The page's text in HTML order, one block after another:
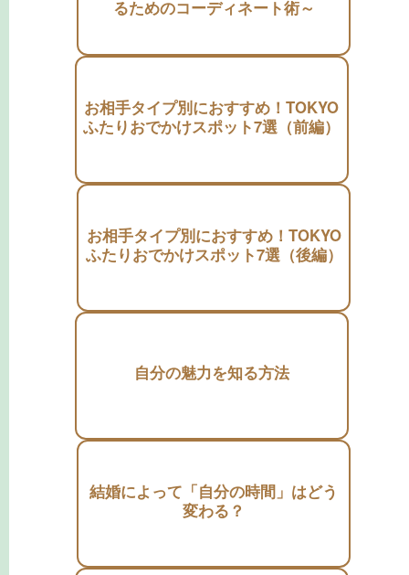
るためのコーディネート術～
お相手タイプ別におすすめ！TOKYO
ふたりおでかけスポット7選（前編）
お相手タイプ別におすすめ！TOKYO
ふたりおでかけスポット7選（後編）
自分の魅力を知る方法
結婚によって「自分の時間」はどう
変わる？